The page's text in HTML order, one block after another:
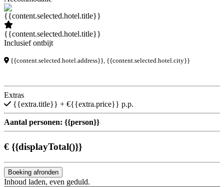
{{content.selected.hotel.title}}
Inclusief ontbijt
{{content.selected.hotel.address}}, {{content.selected.hotel.city}}
Extras
{{extra.title}} + €{{extra.price}} p.p.
Aantal personen: {{person}}
€ {{displayTotal()}}
Boeking afronden
Inhoud laden, even geduld.